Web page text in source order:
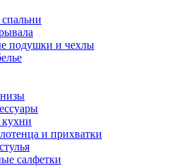
подушки и чехлы
кухни
и прихватки
салфетки